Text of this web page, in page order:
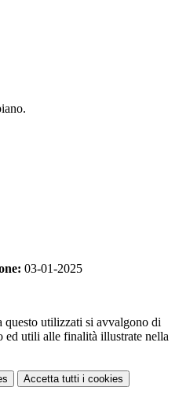
03-01-2025
questo utilizzati si avvalgono di
ed utili alle finalità illustrate nella
Accetta tutti i cookies